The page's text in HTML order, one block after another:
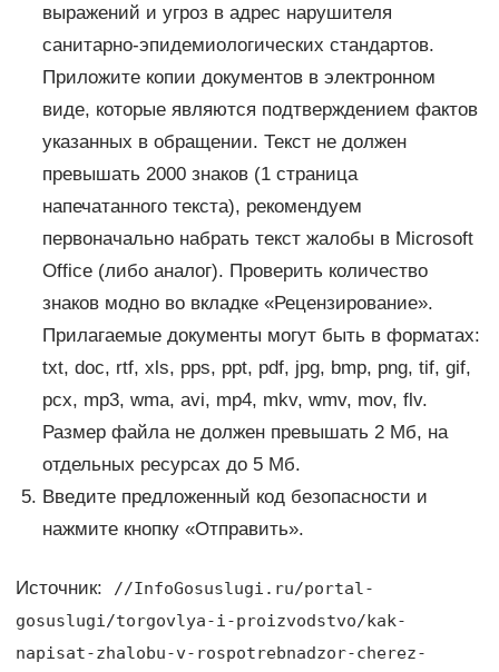
выражений и угроз в адрес нарушителя
санитарно-эпидемиологических стандартов.
Приложите копии документов в электронном
виде, которые являются подтверждением фактов
указанных в обращении. Текст не должен
превышать 2000 знаков (1 страница
напечатанного текста), рекомендуем
первоначально набрать текст жалобы в Microsoft
Office (либо аналог). Проверить количество
знаков модно во вкладке «Рецензирование».
Прилагаемые документы могут быть в форматах:
txt, doc, rtf, xls, pps, ppt, pdf, jpg, bmp, png, tif, gif,
pcx, mp3, wma, avi, mp4, mkv, wmv, mov, flv.
Размер файла не должен превышать 2 Мб, на
отдельных ресурсах до 5 Мб.
Введите предложенный код безопасности и
нажмите кнопку «Отправить».
Источник:
//InfoGosuslugi.ru/portal-
gosuslugi/torgovlya-i-proizvodstvo/kak-
napisat-zhalobu-v-rospotrebnadzor-cherez-